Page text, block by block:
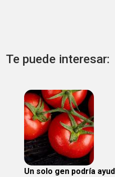
Te puede interesar:
Un solo gen podría